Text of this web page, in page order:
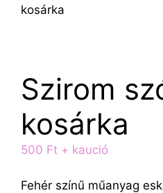
kosárka
Szirom
kosárka
500 Ft + kaució
Fehér színű műanyag